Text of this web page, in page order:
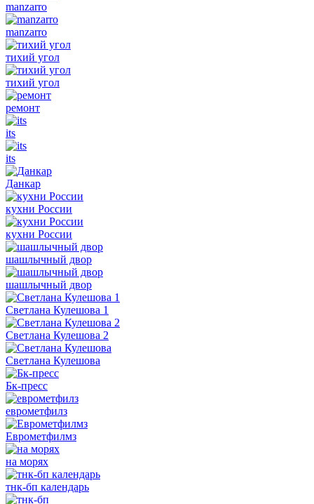
manzarro
manzarro
тихий угол
тихий угол
ремонт
its
its
Данкар
кухни России
кухни России
шашлычный двор
шашлычный двор
Светлана Кулешова 1
Светлана Кулешова 2
Светлана Кулешова
Бк-пресс
еврометфилз
Еврометфилмз
на морях
тнк-бп календарь